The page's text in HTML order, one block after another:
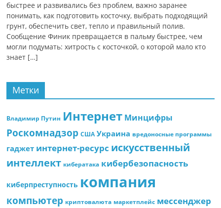
быстрее и развивались без проблем, важно заранее
понимать, как подготовить косточку, выбрать подходящий
грунт, обеспечить свет, тепло и правильный полив.
Сообщение Финик превращается в пальму быстрее, чем
могли подумать: хитрость с косточкой, о которой мало кто
знает […]
Метки
Владимир Путин Интернет Минцифры
Роскомнадзор США Украина вредоносные программы
гаджет интернет-ресурс искусственный
интеллект кибератака кибербезопасность
киберпреступность компания
компьютер криптовалюта маркетплейс мессенджер